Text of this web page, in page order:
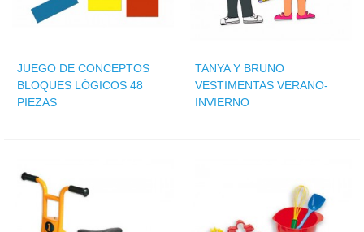
JUEGO DE CONCEPTOS
BLOQUES LÓGICOS 48
PIEZAS
TANYA Y BRUNO
VESTIMENTAS VERANO-
INVIERNO